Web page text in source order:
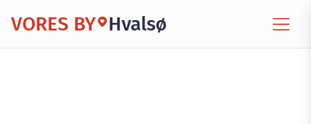
VORES BY Hvalsø